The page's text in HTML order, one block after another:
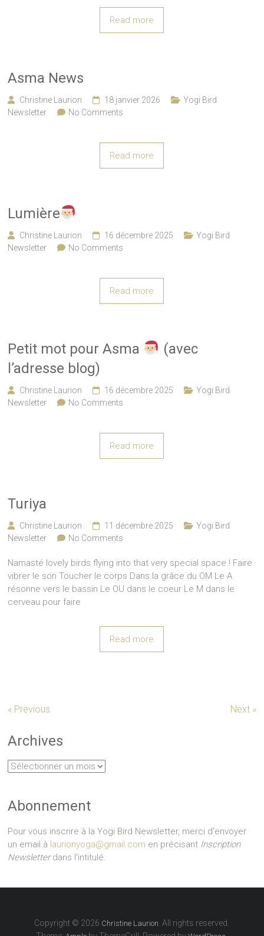
Read more
Asma News
Christine Laurion 18 janvier 2026
Yogi Bird
Newsletter
No Comments
Read more
Lumière
Christine Laurion 16 décembre 2025
Yogi Bird
Newsletter
No Comments
Read more
Petit mot pour Asma
(avec
l’adresse blog)
Christine Laurion 16 décembre 2025
Yogi Bird
Newsletter
No Comments
Read more
Turiya
Christine Laurion 11 décembre 2025
Yogi Bird
Newsletter
No Comments
Namasté lovely birds flying into that very special space ! Faire
vibrer le son Toucher le corps Dans la grâce du OM Le A
résonne vers le bassin Le OU dans le coeur Le M dans le
cerveau pour faire
Read more
« Previous Next »
Archives
Archives
Abonnement
Pour vous inscrire à la Yogi Bird Newsletter, merci d'envoyer
un email à laurionyoga@gmail.com en précisant Inscription
Newsletterdans l'intitulé.
Copyright © 2026 Christine Laurion . All rights reserved.